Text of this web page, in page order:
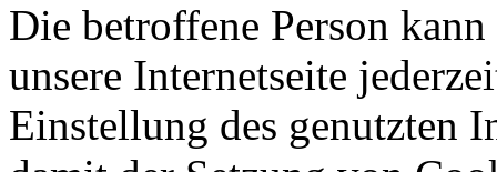
Die betroffene Person
unsere Internetseite
Einstellung des genutzten